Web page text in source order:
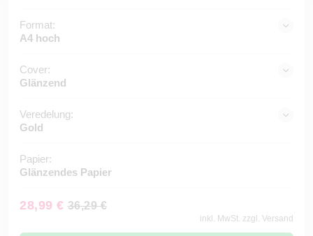
Format:
A4 hoch
Cover:
Glänzend
Veredelung:
Gold
Papier:
Glänzendes Papier
28,99 € 36,29 €
inkl. MwSt. zzgl. Versand